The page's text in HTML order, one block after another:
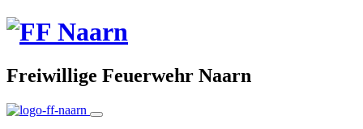
Freiwillige Feuerwehr Naarn